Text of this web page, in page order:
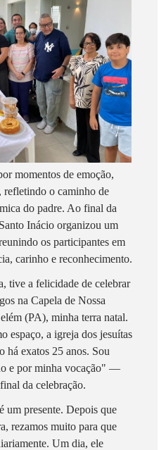
momentos de emoção,
refletindo o caminho de
do padre. Ao final da
Inácio organizou um
os participantes em
carinho e reconhecimento.
tive a felicidade de celebrar
na Capela de Nossa
(PA), minha terra natal.
espaço, a igreja dos jesuítas
há exatos 25 anos. Sou
e por minha vocação" —
da celebração.
um presente. Depois que
rezamos muito para que
Um dia, ele